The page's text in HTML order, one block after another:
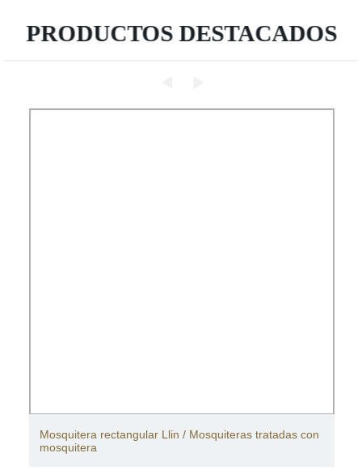
PRODUCTOS DESTACADOS
Mosquitera rectangular Llin / Mosquiteras tratadas con
mosquitera